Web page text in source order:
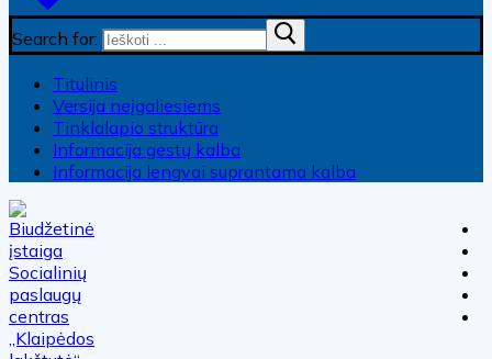
Search for:
Titulinis
Versija neįgaliesiems
Tinklalapio struktūra
Informacija gestų kalba
Informacija lengvai suprantama kalba